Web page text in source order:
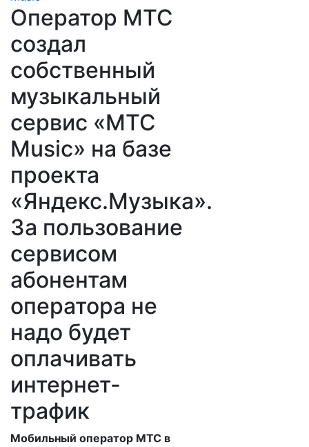
Оператор МТС
создал
собственный
музыкальный
сервис «МТС
Music» на базе
проекта
«Яндекс.Музыка».
За пользование
сервисом
абонентам
оператора не
надо будет
оплачивать
интернет-
трафик
Мобильный оператор МТС в